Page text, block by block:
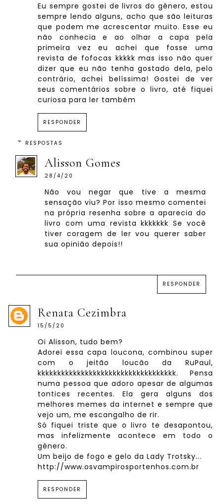
Eu sempre gostei de livros do gênero, estou
sempre lendo alguns, acho que são leituras
que podem me acrescentar muito. Esse eu
não conhecia e ao olhar a capa pela
primeira vez eu achei que fosse uma
revista de fofocas kkkkk mas isso não quer
dizer que eu não tenha gostado dela, pelo
contrário, achei belíssima! Gostei de ver
seus comentários sobre o livro, até fiquei
curiosa para ler também
RESPONDER
RESPOSTAS
Alisson Gomes
28/4/20
Não vou negar que tive a mesma
sensação viu? Por isso mesmo comentei
na própria resenha sobre a aparecia do
livro com uma revista kkkkkkk Se você
tiver coragem de ler vou querer saber
sua opinião depois!!
RESPONDER
Renata Cezimbra
15/5/20
Oi Alisson, tudo bem?
Adorei essa capa loucona, combinou super
com o jeitão loucão da RuPaul,
kkkkkkkkkkkkkkkkkkkkkkkkkkkkkkkkkkk. Pensa
numa pessoa que adoro apesar de algumas
tontices recentes. Ela gera alguns dos
melhores memes da internet e sempre que
vejo um, me escangalho de rir.
Só fiquei triste que o livro te desapontou,
mas infelizmente acontece em todo o
gênero.
Um beijo de fogo e gelo da Lady Trotsky...
http://www.osvampirosportenhos.com.br
RESPONDER